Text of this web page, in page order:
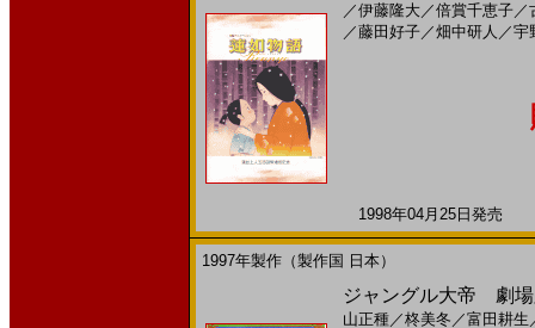
／伊藤隆大／倍賞千恵子／
／藤田好子／畑中研人 ／宇
1998年04月25日発売
1997年製作（製作国 日本）
ジャングル大帝 劇場
山正種／柊美冬 ／富田耕生